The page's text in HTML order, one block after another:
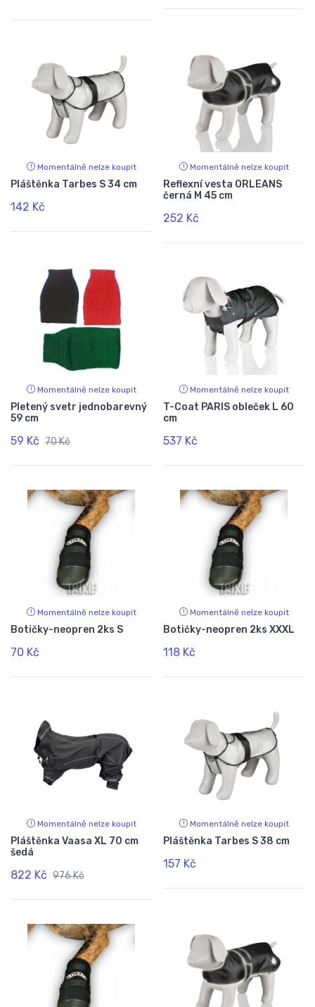
Momentálně nelze koupit
Pláštěnka Tarbes S 34 cm
142 Kč
Momentálně nelze koupit
Reflexní vesta ORLEANS
černá M 45 cm
252 Kč
Momentálně nelze koupit
Pletený svetr jednobarevný
59 cm
59 Kč 70 Kč
Momentálně nelze koupit
T-Coat PARIS obleček L 60
cm
537 Kč
Momentálně nelze koupit
Botičky-neopren 2ks S
70 Kč
Momentálně nelze koupit
Botičky-neopren 2ks XXXL
118 Kč
Momentálně nelze koupit
Pláštěnka Vaasa XL 70 cm
šedá
822 Kč 976 Kč
Momentálně nelze koupit
Pláštěnka Tarbes S 38 cm
157 Kč